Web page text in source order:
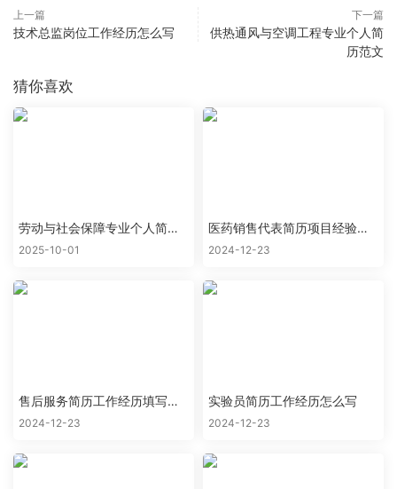
上一篇
技术总监岗位工作经历怎么写
下一篇
供热通风与空调工程专业个人简
历范文
猜你喜欢
劳动与社会保障专业个人简历
范文
2025-10-01
医药销售代表简历项目经验怎
么写
2024-12-23
售后服务简历工作经历填写样
本
2024-12-23
实验员简历工作经历怎么写
2024-12-23